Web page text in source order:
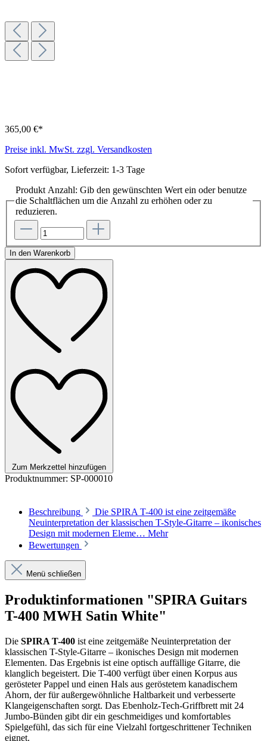
365,00 €*
Preise inkl. MwSt. zzgl. Versandkosten
Sofort verfügbar, Lieferzeit: 1-3 Tage
Produkt Anzahl: Gib den gewünschten Wert ein oder benutze
die Schaltflächen um die Anzahl zu erhöhen oder zu
reduzieren.
In den Warenkorb
Zum Merkzettel hinzufügen
Produktnummer: SP-000010
Beschreibung
Die SPIRA T-400 ist eine zeitgemäße
Neuinterpretation der klassischen T-Style-Gitarre – ikonisches
Design mit modernen Eleme… Mehr
Bewertungen
Menü schließen
Produktinformationen "SPIRA Guitars
T-400 MWH Satin White"
Die SPIRA T-400 ist eine zeitgemäße Neuinterpretation der
klassischen T-Style-Gitarre – ikonisches Design mit modernen
Elementen. Das Ergebnis ist eine optisch auffällige Gitarre, die
klanglich begeistert. Die T-400 verfügt über einen Korpus aus
gerösteter Pappel und einen Hals aus geröstetem kanadischem
Ahorn, der für außergewöhnliche Haltbarkeit und verbesserte
Klangeigenschaften sorgt. Das Ebenholz-Tech-Griffbrett mit 24
Jumbo-Bünden gibt dir ein geschmeidiges und komfortables
Spielgefühl, das sich für eine Vielzahl fortgeschrittener Techniken
eignet.